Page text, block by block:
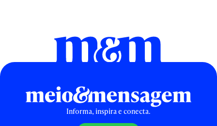
Informa, inspira e conecta.